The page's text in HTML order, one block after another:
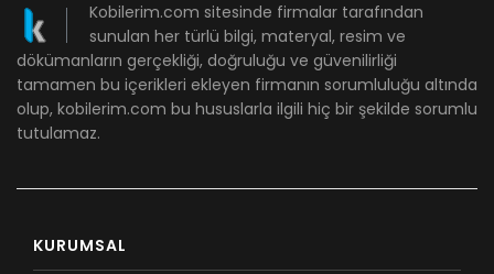
Kobilerim.com sitesinde firmalar tarafından
sunulan her türlü bilgi, materyal, resim ve
dökümanların gerçekliği, doğruluğu ve güvenilirliği
tamamen bu içerikleri ekleyen firmanın sorumluluğu altında
olup, kobilerim.com bu hususlarla ilgili hiç bir şekilde sorumlu
tutulamaz.
KURUMSAL